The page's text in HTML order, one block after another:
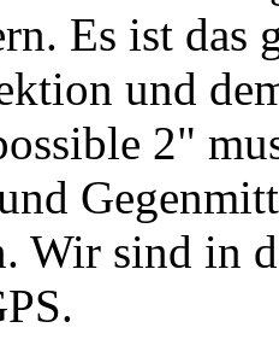
Es ist das
und
2"
Wir sind in